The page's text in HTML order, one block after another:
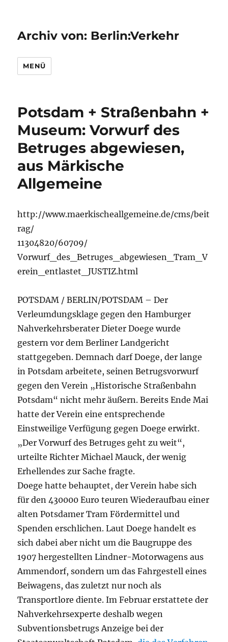
Archiv von: Berlin:Verkehr
MENÜ
Potsdam + Straßenbahn +
Museum: Vorwurf des
Betruges abgewiesen,
aus Märkische
Allgemeine
http://www.maerkischeallgemeine.de/cms/beit
rag/
11304820/60709/
Vorwurf_des_Betruges_abgewiesen_Tram_V
erein_entlastet_JUSTIZ.html
POTSDAM / BERLIN/POTSDAM – Der
Verleumdungsklage gegen den Hamburger
Nahverkehrsberater Dieter Doege wurde
gestern vor dem Berliner Landgericht
stattgegeben. Demnach darf Doege, der lange
in Potsdam arbeitete, seinen Betrugsvorwurf
gegen den Verein „Historische Straßenbahn
Potsdam“ nicht mehr äußern. Bereits Ende Mai
hatte der Verein eine entsprechende
Einstweilige Verfügung gegen Doege erwirkt.
„Der Vorwurf des Betruges geht zu weit“,
urteilte Richter Michael Mauck, der wenig
Erhellendes zur Sache fragte.
Doege hatte behauptet, der Verein habe sich
für den 430000 Euro teuren Wiederaufbau einer
alten Potsdamer Tram Fördermittel und
Spenden erschlichen. Laut Doege handelt es
sich dabei aber nicht um die Baugruppe des
1907 hergestellten Lindner-Motorwagens aus
Ammendorf, sondern um das Fahrgestell eines
Beiwagens, das zuletzt nur noch als
Transportlore diente. Im Februar erstattete der
Nahverkehrsexperte deshalb wegen
Subventionsbetrugs Anzeige bei der